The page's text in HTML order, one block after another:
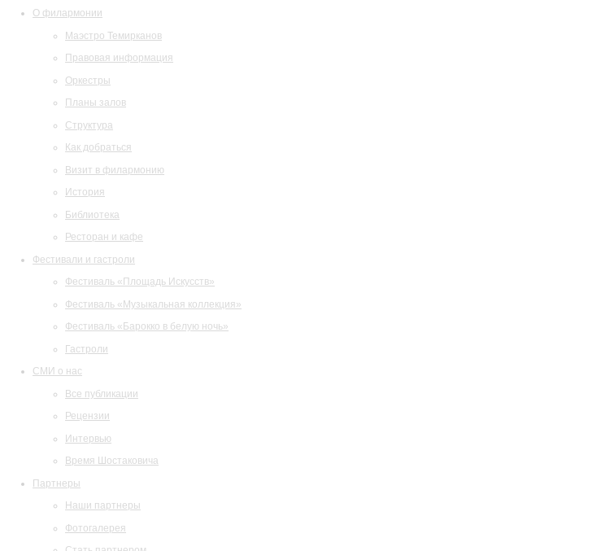
О филармонии
Маэстро Темирканов
Правовая информация
Оркестры
Планы залов
Структура
Как добраться
Визит в филармонию
История
Библиотека
Ресторан и кафе
Фестивали и гастроли
Фестиваль «Площадь Искусств»
Фестиваль «Музыкальная коллекция»
Фестиваль «Барокко в белую ночь»
Гастроли
СМИ о нас
Все публикации
Рецензии
Интервью
Время Шостаковича
Партнеры
Наши партнеры
Фотогалерея